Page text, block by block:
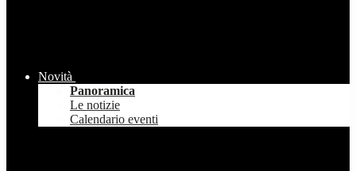
Novità
Panoramica
Le notizie
Calendario eventi